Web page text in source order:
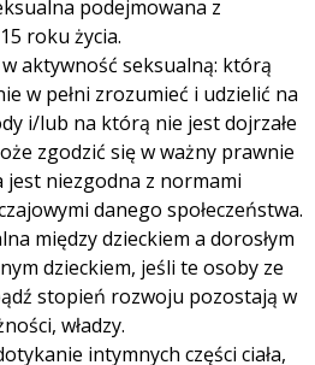
podejmowana z
roku życia.
w aktywność seksualną: którą
w pełni zrozumieć i udzielić na
i/lub na którą nie jest dojrzałe
zgodzić się w ważny prawnie
niezgodna z normami
danego społeczeństwa.
między dzieckiem a dorosłym
dzieckiem, jeśli te osoby ze
stopień rozwoju pozostają w
władzy.
intymnych części ciała,